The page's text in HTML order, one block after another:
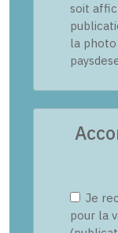
soit
la photo
Je
pour la